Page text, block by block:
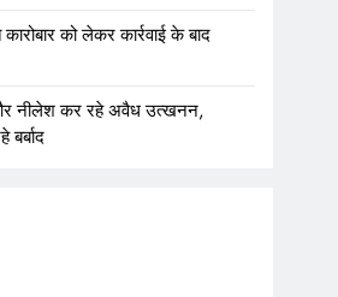
को लेकर कार्रवाई के बाद
नीलेश कर रहे अवैध उत्खनन,